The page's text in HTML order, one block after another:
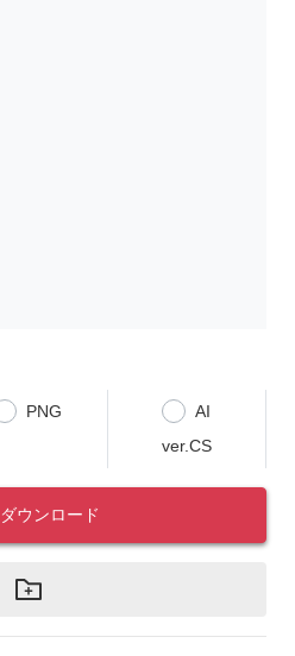
PNG
AI
ver.CS
ダウンロード